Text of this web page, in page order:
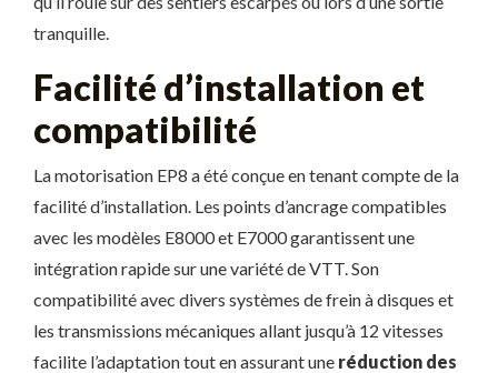
tranquille.
Facilité d’installation et
compatibilité
La motorisation EP8 a été conçue en tenant compte de la
facilité d’installation. Les points d’ancrage compatibles
avec les modèles E8000 et E7000 garantissent une
intégration rapide sur une variété de VTT. Son
compatibilité avec divers systèmes de frein à disques et
les transmissions mécaniques allant jusqu’à 12 vitesses
facilite l’adaptation tout en assurant une réduction des